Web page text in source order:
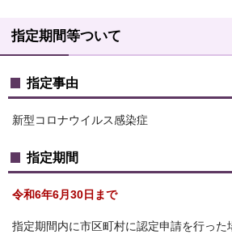
指定期間等ついて
指定事由
新型コロナウイルス感染症
指定期間
令和6年6月30日まで
指定期間内に市区町村に認定申請を行った